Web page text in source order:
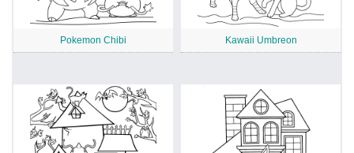
Pokemon Chibi Kawaii Umbreon